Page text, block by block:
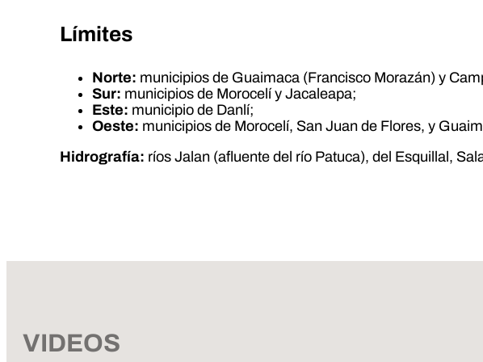
Límites
Norte: municipios de Guaimaca (Francisco Morazán) y
Sur: municipios de Morocelí y Jacaleapa;
Este: municipio de Danlí;
Oeste: municipios de Morocelí, San Juan de Flores, y
Hidrografía: ríos Jalan (afluente del río Patuca), del Esquillal,
VIDEOS